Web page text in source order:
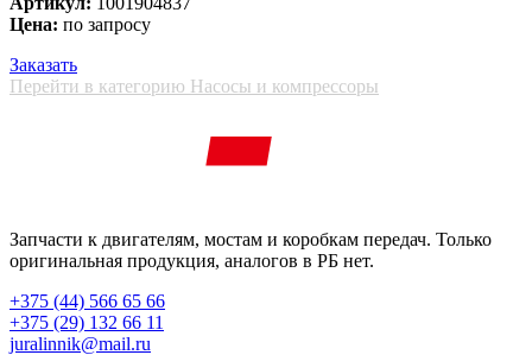
Цена: по запросу
Заказать
Перейти в категорию Насосы и компрессоры
Запчасти к двигателям, мостам и коробкам передач. Только
оригинальная продукция, аналогов в РБ нет.
+375 (44) 566 65 66
+375 (29) 132 66 11
juralinnik@mail.ru